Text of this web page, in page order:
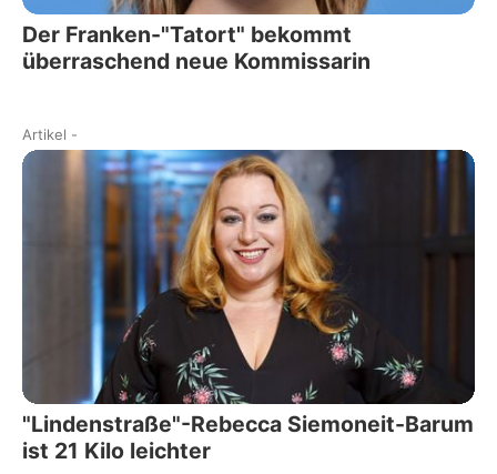
Der Franken-"Tatort" bekommt
überraschend neue Kommissarin
Artikel -
"Lindenstraße"-Rebecca Siemoneit-Barum
ist 21 Kilo leichter